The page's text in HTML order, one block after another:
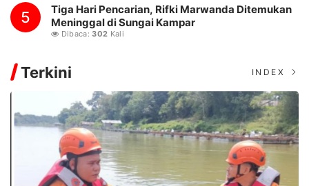
5
Tiga Hari Pencarian, Rifki Marwanda Ditemukan
Meninggal di Sungai Kampar
Dibaca:302 Kali
Terkini INDEX